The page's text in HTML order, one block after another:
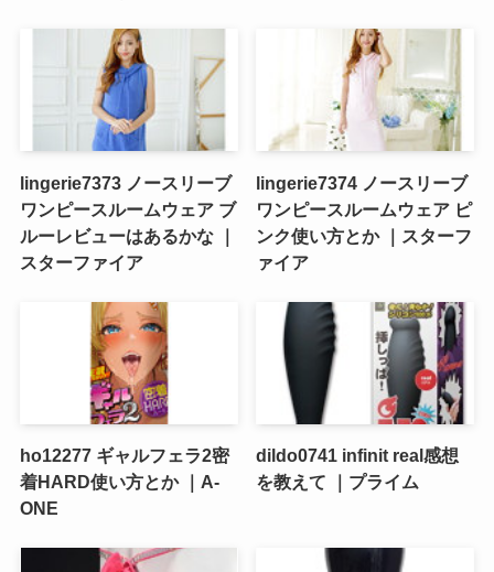
lingerie7373 ノースリーブ
ワンピースルームウェア ブ
ルーレビューはあるかな ｜
スターファイア
lingerie7374 ノースリーブ
ワンピースルームウェア ピ
ンク使い方とか ｜スターフ
ァイア
ho12277 ギャルフェラ2密
着HARD使い方とか ｜A-
ONE
dildo0741 infinit real感想
を教えて ｜プライム